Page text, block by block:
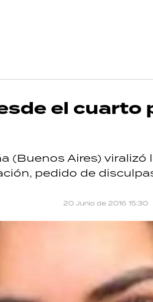
el cuarto
(Buenos Aires)
pedido de
20 Junio de 2016 15:30